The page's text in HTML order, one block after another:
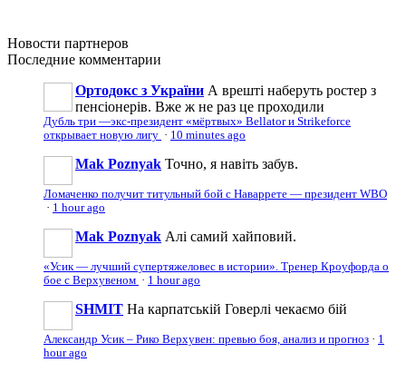
Новости партнеров
Последние комментарии
Ортодокс з України А врешті наберуть ростер з
пенсіонерів. Вже ж не раз це проходили
Дубль три —экс-президент «мёртвых» Bellator и Strikeforce
открывает новую лигу · 10 minutes ago
Mak Poznyak Точно, я навіть забув.
Ломаченко получит титульный бой с Наваррете — президент WBO
· 1 hour ago
Mak Poznyak Алі самий хайповий.
«Усик — лучший супертяжеловес в истории». Тренер Кроуфорда о
бое с Верхувеном · 1 hour ago
SHMIT На карпатській Говерлі чекаємо бій
Александр Усик – Рико Верхувен: превью боя, анализ и прогноз · 1
hour ago